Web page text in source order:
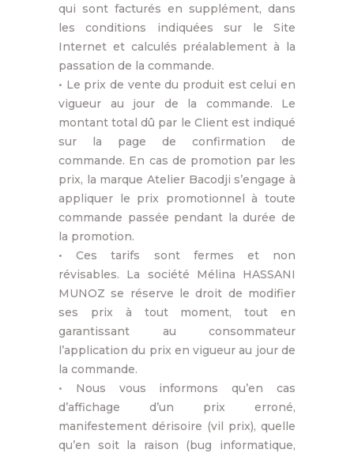
qui sont facturés en supplément, dans
les conditions indiquées sur le Site
Internet et calculés préalablement à la
passation de la commande.
• Le prix de vente du produit est celui en
vigueur au jour de la commande. Le
montant total dû par le Client est indiqué
sur la page de confirmation de
commande. En cas de promotion par les
prix, la marque Atelier Bacodji s’engage à
appliquer le prix promotionnel à toute
commande passée pendant la durée de
la promotion.
• Ces tarifs sont fermes et non
révisables. La société Mélina HASSANI
MUNOZ se réserve le droit de modifier
ses prix à tout moment, tout en
garantissant au consommateur
l’application du prix en vigueur au jour de
la commande.
• Nous vous informons qu’en cas
d’affichage d’un prix erroné,
manifestement dérisoire (vil prix), quelle
qu’en soit la raison (bug informatique,